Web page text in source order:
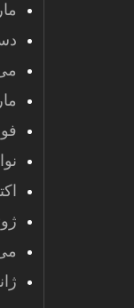
می
می